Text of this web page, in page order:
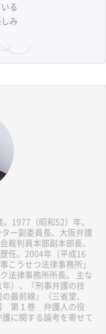
る
み
1977（昭和52）年、
ー副委員長、大阪弁護
裁判員本部副本部長、
任。2004年（平成16
こうせつ法律事務所」
法律事務所所長。 主な
）、『刑事弁護の技
最前線』（三省堂、
第１巻 弁護人の役
に関する論考を寄せて